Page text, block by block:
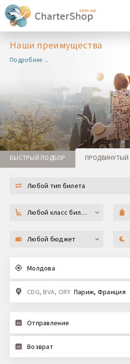
Наши преимущества
Подробнее ...
БЫСТРЫЙ ПОДБОР ПРОДВИНУТЫЙ
Любой тип билета
Любой класс билета
Любой бюджет
Молдова
CDG, BVA, ORY Париж, Франция
Отправление
Возврат